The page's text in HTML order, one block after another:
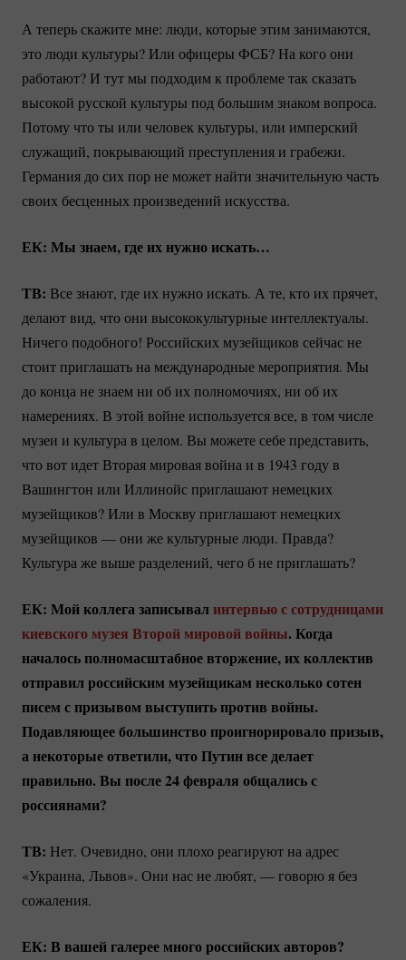
А теперь скажите мне: люди, которые этим занимаются,
это люди культуры? Или офицеры ФСБ? На кого они
работают? И тут мы подходим к проблеме так сказать
высокой русской культуры под большим знаком вопроса.
Потому что ты или человек культуры, или имперский
служащий, покрывающий преступления и грабежи.
Германия до сих пор не может найти значительную часть
своих бесценных произведений искусства.
ЕК: Мы знаем, где их нужно искать…
ТВ: Все знают, где их нужно искать. А те, кто их прячет,
делают вид, что они высококультурные интеллектуалы.
Ничего подобного! Российских музейщиков сейчас не
стоит приглашать на международные мероприятия. Мы
до конца не знаем ни об их полномочиях, ни об их
намерениях. В этой войне используется все, в том числе
музеи и культура в целом. Вы можете себе представить,
что вот идет Вторая мировая война и в 1943 году в
Вашингтон или Иллинойс приглашают немецких
музейщиков? Или в Москву приглашают немецких
музейщиков — они же культурные люди. Правда?
Культура же выше разделений, чего б не приглашать?
ЕК: Мой коллега записывалинтервью с сотрудницами
киевского музея Второй мировой войны. Когда
началось полномасштабное вторжение, их коллектив
отправил российским музейщикам несколько сотен
писем с призывом выступить против войны.
Подавляющее большинство проигнорировало призыв,
а некоторые ответили, что Путин все делает
правильно. Вы после 24 февраля общались с
россиянами?
ТВ: Нет. Очевидно, они плохо реагируют на адрес
«Украина, Львов». Они нас не любят, — говорю я без
сожаления.
ЕК: В вашей галерее много российских авторов?